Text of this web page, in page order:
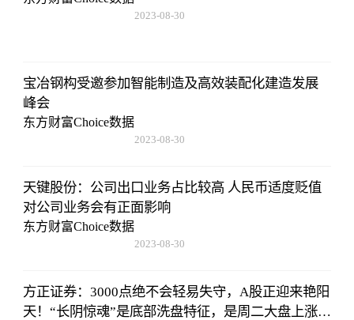
2023-08-30
宝冶钢构受邀参加智能制造及高效装配化建造发展
峰会
东方财富Choice数据
2023-08-30
天键股份：公司出口业务占比较高 人民币适度贬值
对公司业务会有正面影响
东方财富Choice数据
2023-08-30
方正证券：3000点绝不会轻易失守，A股正迎来艳阳
天！“长阴惊魂”是底部洗盘特征，是周二大盘上涨的